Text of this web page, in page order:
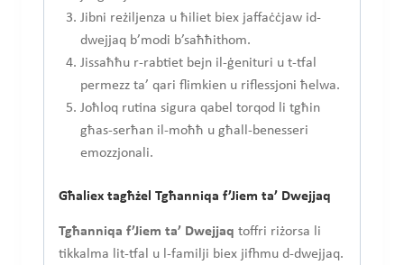
Jibni reżiljenza u ħiliet biex jaffaċċjaw id-
dwejjaq b’modi b’saħħithom.
Jissaħħu r-rabtiet bejn il-ġenituri u t-tfal
permezz ta’ qari flimkien u riflessjoni ħelwa.
Joħloq rutina sigura qabel torqod li tgħin
għas-serħan il-moħħ u għall-benesseri
emozzjonali.
Għaliex tagħżel Tgħanniqa f’Jiem ta’ Dwejjaq
Tgħanniqa f’Jiem ta’ Dwejjaq toffri riżorsa li
tikkalma lit-tfal u l-familji biex jifhmu d-dwejjaq.